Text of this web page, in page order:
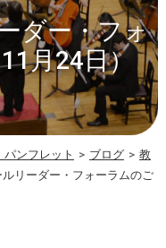
ダー・フォ
月24日）
パンフレット > ブログ > 教
リーダー・フォーラムのご